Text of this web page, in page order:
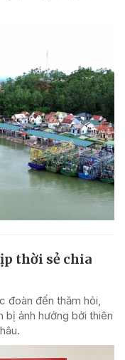
thời sẻ chia
đoàn đến thăm hỏi,
bị ảnh hưởng bởi thiên